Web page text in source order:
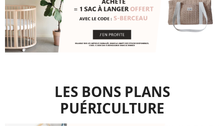
LES BONS PLANS
PUÉRICULTURE